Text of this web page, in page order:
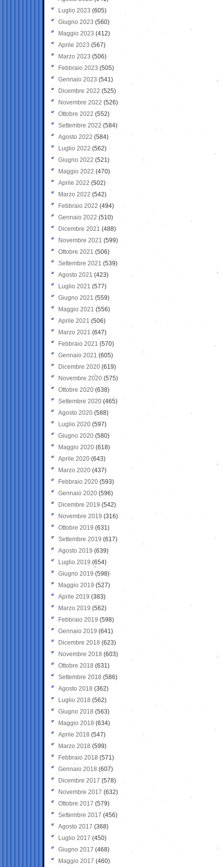
Luglio 2023 (605)
Giugno 2023 (560)
Maggio 2023 (412)
Aprile 2023 (567)
Marzo 2023 (506)
Febbraio 2023 (505)
Gennaio 2023 (541)
Dicembre 2022 (525)
Novembre 2022 (526)
Ottobre 2022 (552)
Settembre 2022 (584)
Agosto 2022 (584)
Luglio 2022 (562)
Giugno 2022 (521)
Maggio 2022 (470)
Aprile 2022 (502)
Marzo 2022 (542)
Febbraio 2022 (494)
Gennaio 2022 (510)
Dicembre 2021 (488)
Novembre 2021 (599)
Ottobre 2021 (506)
Settembre 2021 (539)
Agosto 2021 (423)
Luglio 2021 (577)
Giugno 2021(559)
Maggio 2021 (556)
Aprile 2021 (506)
Marzo 2021 (647)
Febbraio 2021 (570)
Gennaio 2021 (605)
Dicembre 2020 (619)
Novembre 2020 (575)
Ottobre 2020 (638)
Settembre 2020(465)
Agosto 2020 (588)
Luglio 2020 (597)
Giugno 2020 (580)
Maggio 2020 (618)
Aprile 2020 (643)
Marzo 2020 (437)
Febbraio 2020 (593)
Gennaio 2020 (596)
Dicembre 2019 (542)
Novembre 2019 (316)
Ottobre 2019 (631)
Settembre 2019 (617)
Agosto 2019 (639)
Luglio 2019 (654)
Giugno 2019 (598)
Maggio 2019 (527)
Aprile 2019 (383)
Marzo 2019 (562)
Febbraio 2019 (598)
Gennaio 2019 (641)
Dicembre 2018 (623)
Novembre 2018 (603)
Ottobre 2018 (631)
Settembre 2018 (586)
Agosto 2018 (362)
Luglio 2018 (562)
Giugno 2018 (563)
Maggio 2018 (634)
Aprile 2018 (547)
Marzo 2018 (599)
Febbraio 2018 (571)
Gennaio 2018 (607)
Dicembre 2017 (578)
Novembre 2017 (632)
Ottobre 2017 (579)
Settembre 2017 (456)
Agosto 2017 (368)
Luglio 2017 (450)
Giugno 2017 (468)
Maggio 2017 (460)